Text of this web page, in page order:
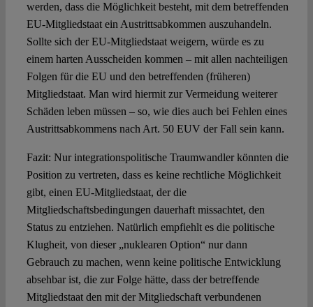
werden, dass die Möglichkeit besteht, mit dem betreffenden
EU-Mitgliedstaat ein Austrittsabkommen auszuhandeln.
Sollte sich der EU-Mitgliedstaat weigern, würde es zu
einem harten Ausscheiden kommen – mit allen nachteiligen
Folgen für die EU und den betreffenden (früheren)
Mitgliedstaat. Man wird hiermit zur Vermeidung weiterer
Schäden leben müssen – so, wie dies auch bei Fehlen eines
Austrittsabkommens nach Art. 50 EUV der Fall sein kann.
Fazit: Nur integrationspolitische Traumwandler könnten die
Position zu vertreten, dass es keine rechtliche Möglichkeit
gibt, einen EU-Mitgliedstaat, der die
Mitgliedschaftsbedingungen dauerhaft missachtet, den
Status zu entziehen. Natürlich empfiehlt es die politische
Klugheit, von dieser „nuklearen Option“ nur dann
Gebrauch zu machen, wenn keine politische Entwicklung
absehbar ist, die zur Folge hätte, dass der betreffende
Mitgliedstaat den mit der Mitgliedschaft verbundenen